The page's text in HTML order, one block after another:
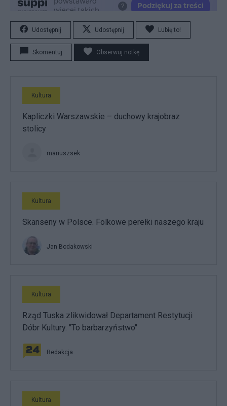
Udostępnij Udostępnij Lubię to!
Skomentuj Obserwuj notkę
Kultura
Kapliczki Warszawskie – duchowy krajobraz
stolicy
mariuszsek
Kultura
Skanseny w Polsce. Folkowe perełki naszego kraju
Jan Bodakowski
Kultura
Rząd Tuska zlikwidował Departament Restytucji
Dóbr Kultury. "To barbarzyństwo"
Redakcja
Kultura